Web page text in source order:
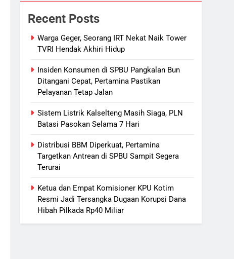
Recent Posts
Warga Geger, Seorang IRT Nekat Naik Tower
TVRI Hendak Akhiri Hidup
Insiden Konsumen di SPBU Pangkalan Bun
Ditangani Cepat, Pertamina Pastikan
Pelayanan Tetap Jalan
Sistem Listrik Kalselteng Masih Siaga, PLN
Batasi Pasokan Selama 7 Hari
Distribusi BBM Diperkuat, Pertamina
Targetkan Antrean di SPBU Sampit Segera
Terurai
Ketua dan Empat Komisioner KPU Kotim
Resmi Jadi Tersangka Dugaan Korupsi Dana
Hibah Pilkada Rp40 Miliar